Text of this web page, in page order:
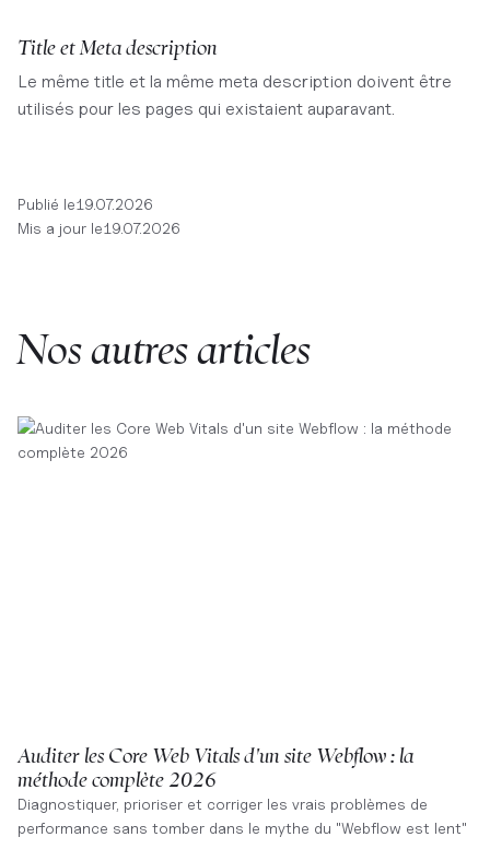
Title et Meta description
Le même title et la même meta description doivent être
utilisés pour les pages qui existaient auparavant.
Publié le19.07.2026
Mis a jour le19.07.2026
Nos autres articles
Auditer les Core Web Vitals d'un site Webflow : la
méthode complète 2026
Diagnostiquer, prioriser et corriger les vrais problèmes de
performance sans tomber dans le mythe du "Webflow est lent"